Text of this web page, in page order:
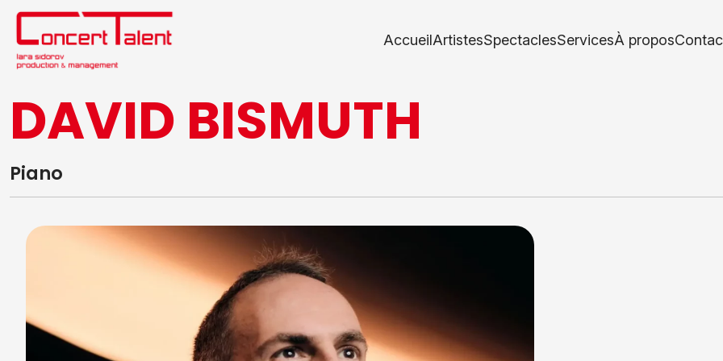
AccueilArtistesSpectaclesServicesÀ propos
DAVID BISMUTH
Piano